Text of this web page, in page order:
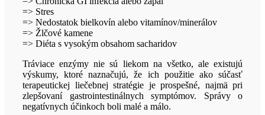
=> Stres
=> Nedostatok bielkovín alebo vitamínov/minerálov
=> Žlčové kamene
=> Diéta s vysokým obsahom sacharidov
Tráviace enzýmy nie sú liekom na všetko, ale existujú
výskumy, ktoré naznačujú, že ich použitie ako súčasť
terapeutickej liečebnej stratégie je prospešné, najmä pri
zlepšovaní gastrointestinálnych symptómov. Správy o
negatívnych účinkoch boli malé a málo.